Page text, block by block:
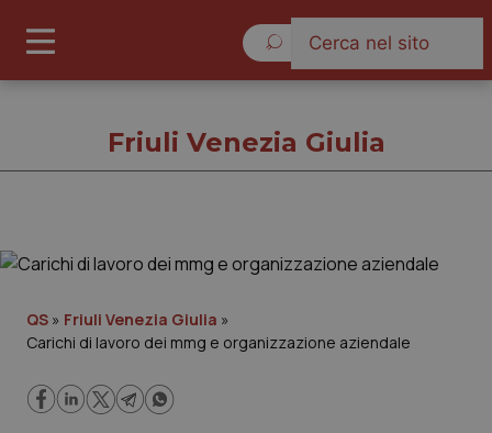
Cronache
Friuli Venezia Giulia
QS » Friuli Venezia Giulia »
Carichi di lavoro dei mmg e organizzazione aziendale